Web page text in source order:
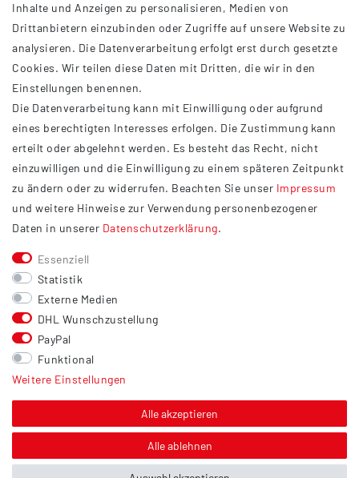
INFORMATIONEN
AGB
Impressum
Datenschutzerklärung
Widerrufsrecht
Barrierefreiheit
Service
Kontakt
Versand
Zahlung
Vertrag widerrufen
Sonstiges
Hinweis zur Entsorgung von Altbatterien & Altöl
Über uns
Inhalte und Anzeigen zu personalisieren, Medien von
Drittanbietern einzubinden oder Zugriffe auf unsere Website zu
analysieren. Die Datenverarbeitung erfolgt erst durch gesetzte
Cookies. Wir teilen diese Daten mit Dritten, die wir in den
Einstellungen benennen.
Die Datenverarbeitung kann mit Einwilligung oder aufgrund
eines berechtigten Interesses erfolgen. Die Zustimmung kann
erteilt oder abgelehnt werden. Es besteht das Recht, nicht
einzuwilligen und die Einwilligung zu einem späteren Zeitpunkt
zu ändern oder zu widerrufen. Beachten Sie unser Impressum
und weitere Hinweise zur Verwendung personenbezogener
Daten in unserer Daten­schutz­erklärung.
Essenziell
Statistik
Externe Medien
DHL Wunschzustellung
PayPal
Funktional
Weitere Einstellungen
Alle akzeptieren
Alle ablehnen